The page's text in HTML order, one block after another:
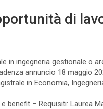
di
in ingegneria gestionale o
annuncio 18 maggio
in Economia,
benefit – Requisiti: Laurea